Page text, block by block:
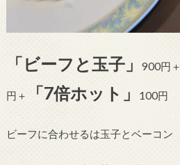
「ビーフと玉子」 900円＋
円＋ 「7倍ホット」 100円
ビーフに合わせるは玉子とベーコン